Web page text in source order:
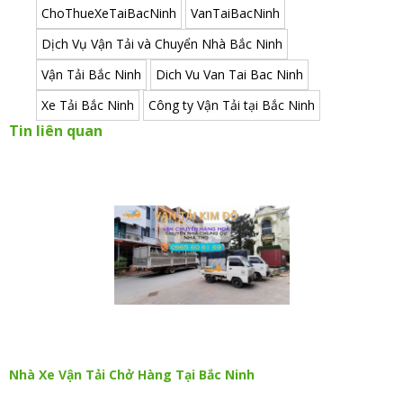
ChoThueXeTaiBacNinh
VanTaiBacNinh
Dịch Vụ Vận Tải và Chuyển Nhà Bắc Ninh
Vận Tải Bắc Ninh
Dich Vu Van Tai Bac Ninh
Xe Tải Bắc Ninh
Công ty Vận Tải tại Bắc Ninh
Tin liên quan
Nhà Xe Vận Tải Chở Hàng Tại Bắc Ninh